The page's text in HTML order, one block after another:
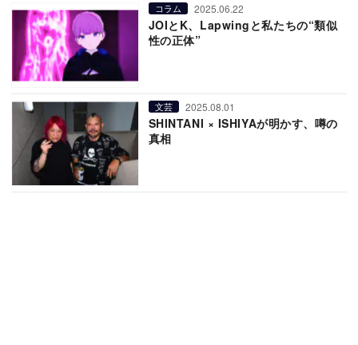
コラム 2025.06.22
JOIとK、Lapwingと私たちの“類似
性の正体”
文芸 2025.08.01
SHINTANI × ISHIYAが明かす、噂の
真相